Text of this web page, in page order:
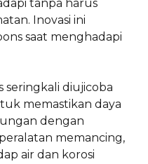
tanpa harus
Inovasi ini
saat menghadapi
seringkali diujicoba
memastikan daya
dengan
memancing,
air dan korosi